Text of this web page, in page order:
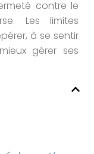
contre le
Les limites
à se sentir
gérer ses